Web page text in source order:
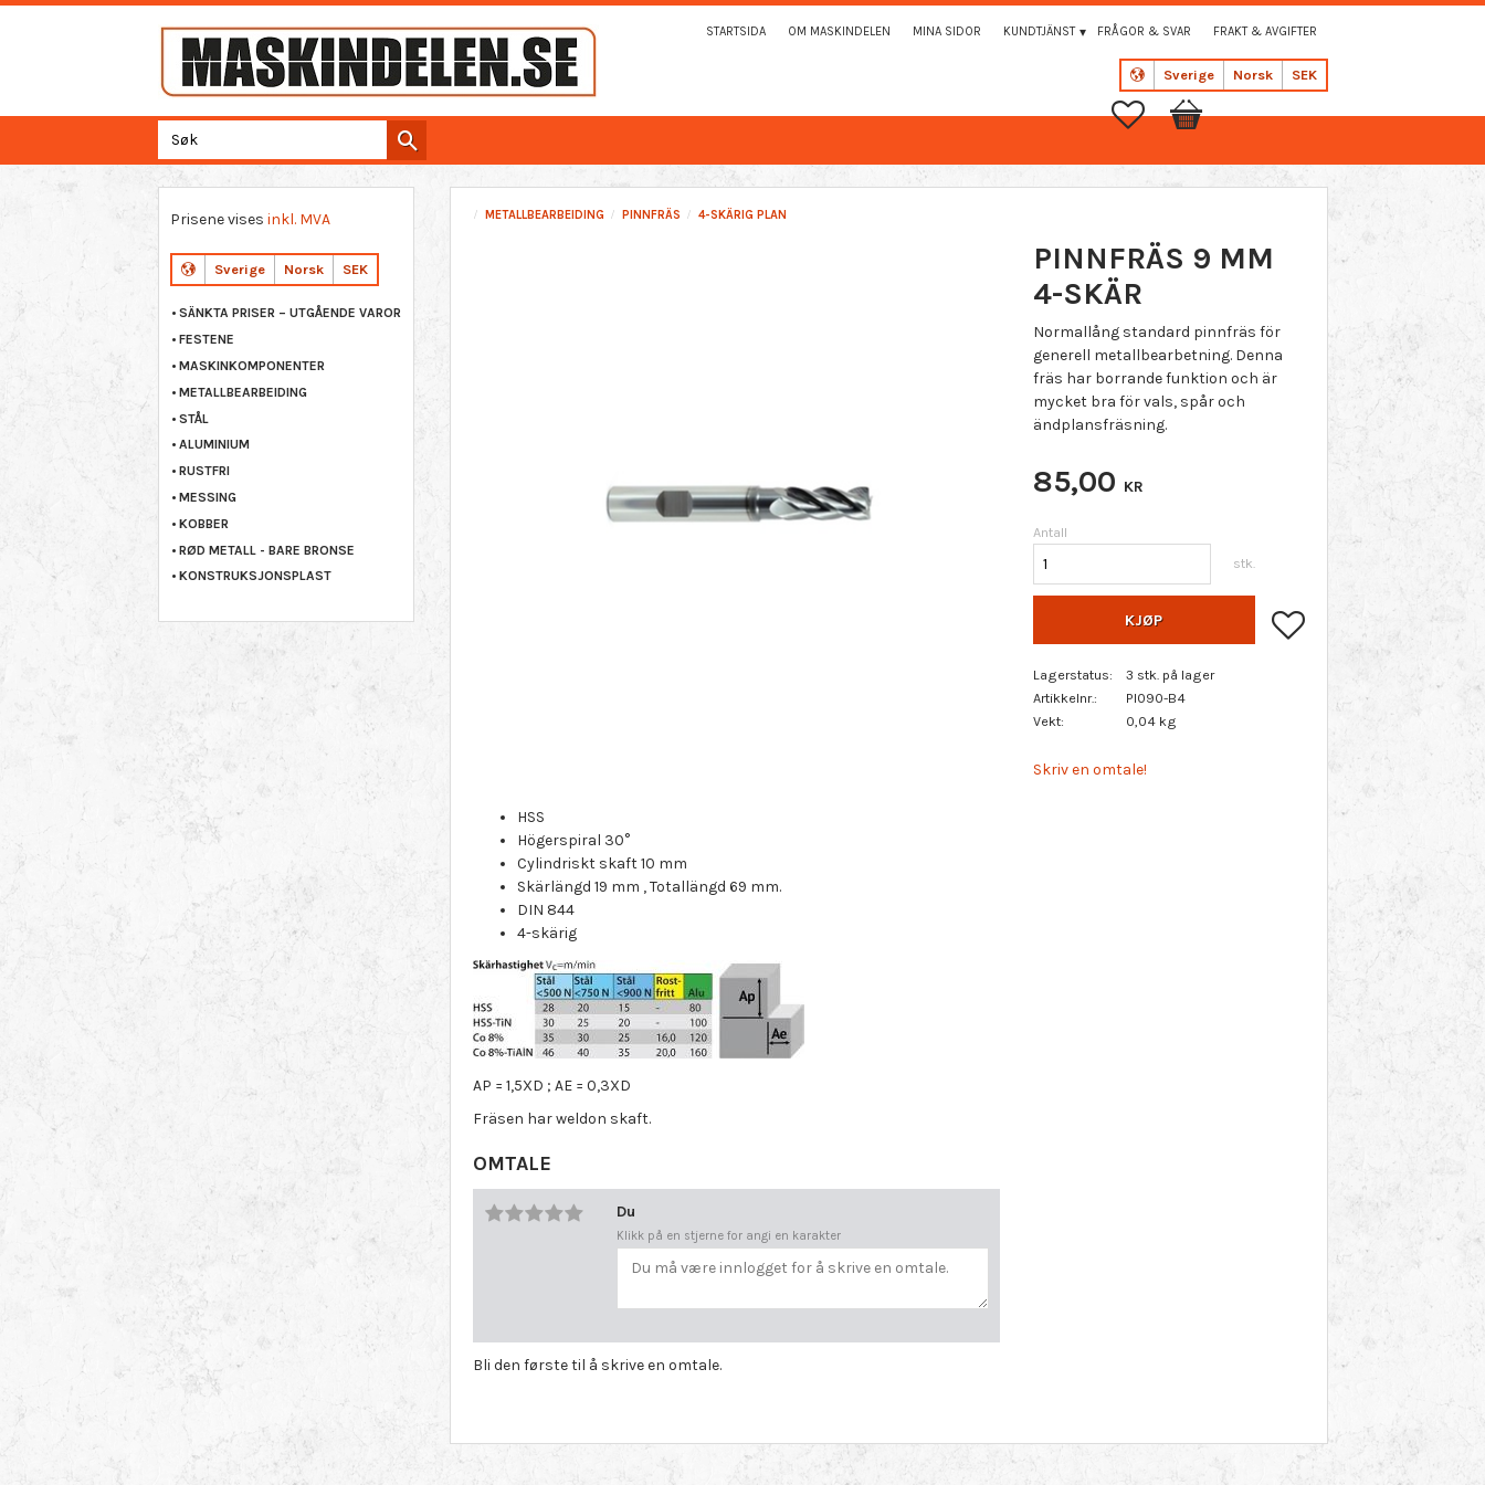
Sverige Norsk SEK
STARTSIDA OM MASKINDELEN MINA SIDOR KUNDTJÄNST FRÅGOR & SVAR FRAKT & AVGIFTER
Favoritter
Handlekurv
METALLBEARBEIDING PINNFRÄS 4-SKÄRIG PLAN
PINNFRÄS 9 MM
4-SKÄR
Normallång standard pinnfräs för
generell metallbearbetning. Denna
fräs har borrande funktion och är
mycket bra för vals, spår och
ändplansfräsning.
85,00 KR
Antall
stk.
KJØP Lagre som favoritt
Lagerstatus
3 stk. på lager
Artikkelnr.
PI090-B4
Vekt
0,04 kg
Skriv en omtale!
HSS
Högerspiral 30°
Cylindriskt skaft 10 mm
Skärlängd 19 mm , Totallängd 69 mm.
DIN 844
4-skärig
AP = 1,5XD ; AE = 0,3XD
Fräsen har weldon skaft.
OMTALE
Du
Klikk på en stjerne for angi en karakter
Bli den første til å skrive en omtale.
Prisene vises inkl. MVA
Sverige Norsk SEK
SÄNKTA PRISER – UTGÅENDE VAROR
FESTENE
MASKINKOMPONENTER
METALLBEARBEIDING
STÅL
ALUMINIUM
RUSTFRI
MESSING
KOBBER
RØD METALL - BARE BRONSE
KONSTRUKSJONSPLAST